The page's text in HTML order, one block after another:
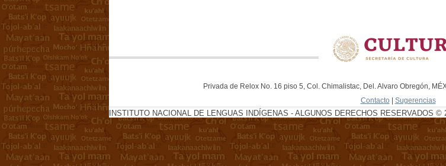
Privada de Relox No. 16 piso 5, Col. Chimalistac, Del. Alvaro Obregón,
Contacto | Sugerencias
INSTITUTO NACIONAL DE LENGUAS INDÍGENAS - ALGUNOS DERECHOS RESERVADOS